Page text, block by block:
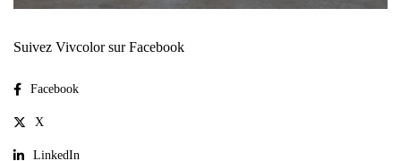
Suivez Vivcolor sur Facebook
Facebook
X
LinkedIn